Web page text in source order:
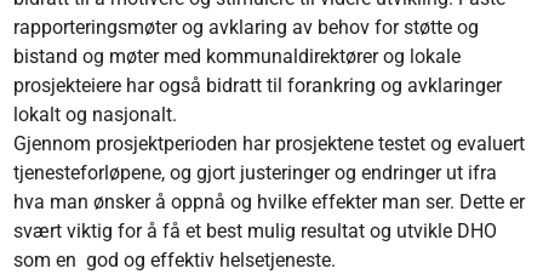
rapporteringsmøter og avklaring av behov for støtte og
bistand og møter med kommunaldirektører og lokale
prosjekteiere har også bidratt til forankring og avklaringer
lokalt og nasjonalt.
Gjennom prosjektperioden har prosjektene testet og evaluert
tjenesteforløpene, og gjort justeringer og endringer ut ifra
hva man ønsker å oppnå og hvilke effekter man ser. Dette er
svært viktig for å få et best mulig resultat og utvikle DHO
som en god og effektiv helsetjeneste.